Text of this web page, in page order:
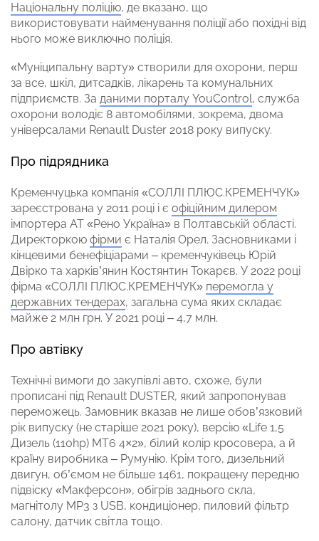
Національну поліцію, де вказано, що
використовувати найменування поліції або похідні від
нього може виключно поліція.
«Муніципальну варту» створили для охорони, перш
за все, шкіл, дитсадків, лікарень та комунальних
підприємств. За даними порталу YouControl, служба
охорони володіє 8 автомобілями, зокрема, двома
універсалами Renault Duster 2018 року випуску.
Про підрядника
Кременчуцька компанія «СОЛЛІ ПЛЮС.КРЕМЕНЧУК»
зареєстрована у 2011 році і є офіційним дилером
імпортера АТ «Рено Україна» в Полтавській області.
Директоркою фірми є Наталія Орел. Засновниками і
кінцевими бенефіціарами – кременчуківець Юрій
Двірко та харків’янин Костянтин Токарєв. У 2022 році
фірма «СОЛЛІ ПЛЮС.КРЕМЕНЧУК» перемогла у
державних тендерах, загальна сума яких складає
майже 2 млн грн. У 2021 році – 4,7 млн.
Про автівку
Технічні вимоги до закупівлі авто, схоже, були
прописані під Renault DUSTER, який запропонував
переможець. Замовник вказав не лише обов’язковий
рік випуску (не старіше 2021 року), версію «Life 1,5
Дизель (110hp) MT6 4×2», білий колір кросовера, а й
країну виробника – Румунію. Крім того, дизельний
двигун, об’ємом не більше 1461, покращену передню
підвіску «Макферсон», обігрів заднього скла,
магнітолу MP3 з USB, кондиціонер, пиловий фільтр
салону, датчик світла тощо.